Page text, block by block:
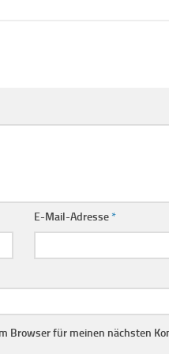
E-Mail-Adresse*
Browser für meinen nächsten